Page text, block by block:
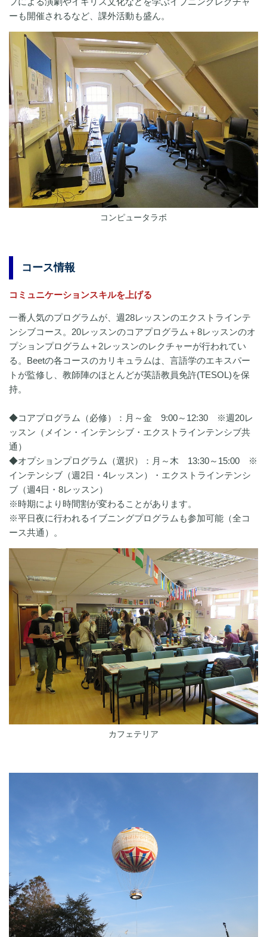
ーも開催されるなど、課外活動も盛ん。
コンピュータラボ
コース情報
コミュニケーションスキルを上げる
一番人気のプログラムが、週28レッスンのエクストラインテ
ンシブコース。20レッスンのコアプログラム＋8レッスンのオ
プションプログラム＋2レッスンのレクチャーが行われてい
る。Beetの各コースのカリキュラムは、言語学のエキスパー
トが監修し、教師陣のほとんどが英語教員免許(TESOL)を保
持。
◆コアプログラム（必修）：月～金 9:00～12:30 ※週20レ
ッスン（メイン・インテンシブ・エクストラインテンシブ共
通）
◆オプションプログラム（選択）：月～木 13:30～15:00 ※
インテンシブ（週2日・4レッスン）・エクストラインテンシ
ブ（週4日・8レッスン）
※時期により時間割が変わることがあります。
※平日夜に行われるイブニングプログラムも参加可能（全コ
ース共通）。
カフェテリア